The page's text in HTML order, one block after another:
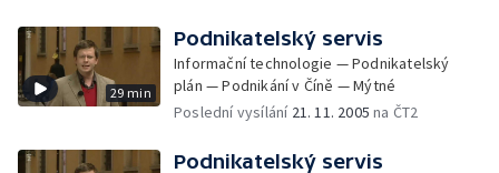
29 min
Podnikatelský servis
Informační technologie — Podnikatelský
plán — Podnikání v Číně — Mýtné
Poslední vysílání 21. 11. 2005 na ČT2
Podnikatelský servis